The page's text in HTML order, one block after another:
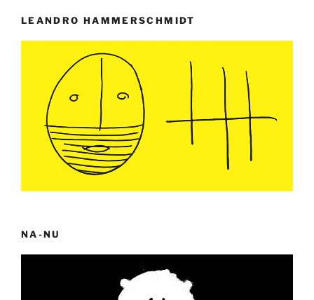
LEANDRO HAMMERSCHMIDT
NA-NU